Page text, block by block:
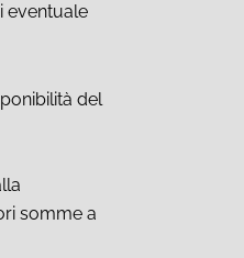
eventuale
del
somme a